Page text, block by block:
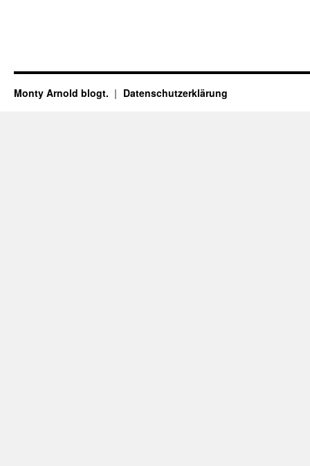
Monty Arnold blogt. Datenschutz­erklärung